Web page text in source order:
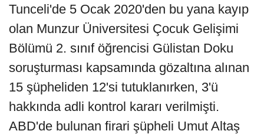
Tunceli'de 5 Ocak 2020'den bu yana kayıp
olan Munzur Üniversitesi Çocuk Gelişimi
Bölümü 2. sınıf öğrencisi Gülistan Doku
soruşturması kapsamında gözaltına alınan
15 şüpheliden 12'si tutuklanırken, 3'ü
hakkında adli kontrol kararı verilmişti.
ABD'de bulunan firari şüpheli Umut Altaş